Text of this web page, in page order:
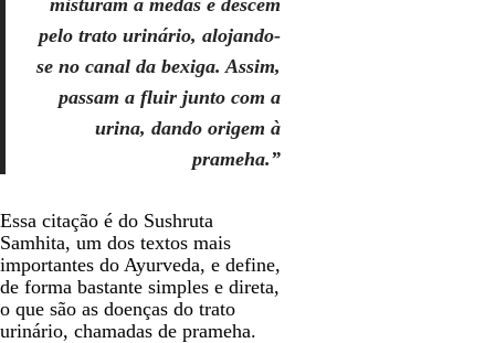
misturam a medas e descem
pelo trato urinário, alojando-
se no canal da bexiga. Assim,
passam a fluir junto com a
urina, dando origem à
prameha.”
Essa citação é do Sushruta
Samhita, um dos textos mais
importantes do Ayurveda, e define,
de forma bastante simples e direta,
o que são as doenças do trato
urinário, chamadas de prameha.